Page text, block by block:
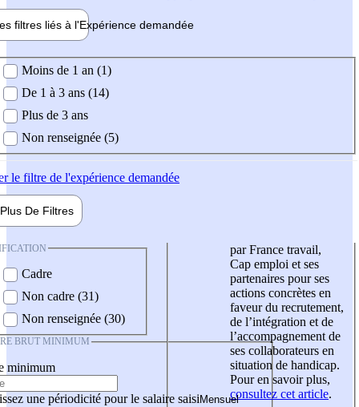
filtres liés à l'Expérience demandée
demandée
Moins de 1 an (1)
De 1 à 3 ans (14)
Plus de 3 ans
Non renseignée (5)
le filtre de l'expérience demandée
Plus De Filtres
Cadre
Non cadre (31)
Non renseignée (30)
BRUT MINIMUM
minimum
une périodicité pour le salaire saisi
par France travail,
Cap emploi et ses
partenaires pour ses
actions concrètes en
faveur du recrutement,
de l’intégration et de
l’accompagnement de
ses collaborateurs en
situation de handicap.
Pour en savoir plus,
consultez cet article.